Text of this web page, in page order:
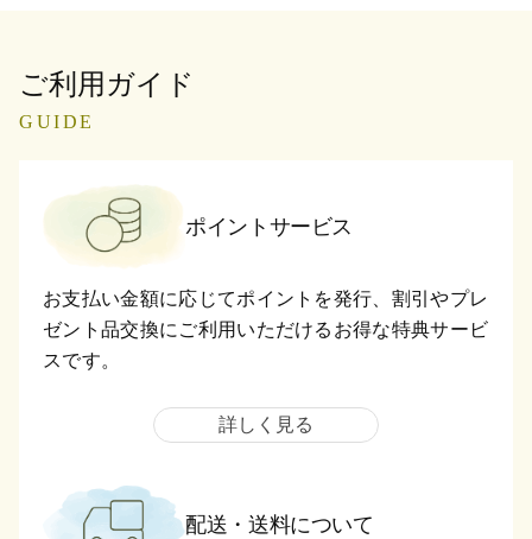
ご利用ガイド
GUIDE
ポイントサービス
お支払い金額に応じてポイントを発行、割引やプレ
ゼント品交換にご利用いただけるお得な特典サービ
スです。
詳しく見る
配送・送料について